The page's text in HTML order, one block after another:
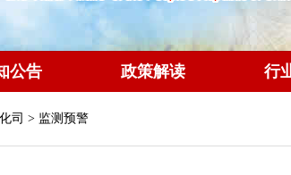
公告 政策解读 行
司 > 监测预警